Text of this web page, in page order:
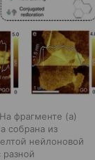
фрагменте (a)
собрана из
нейлоновой
разной